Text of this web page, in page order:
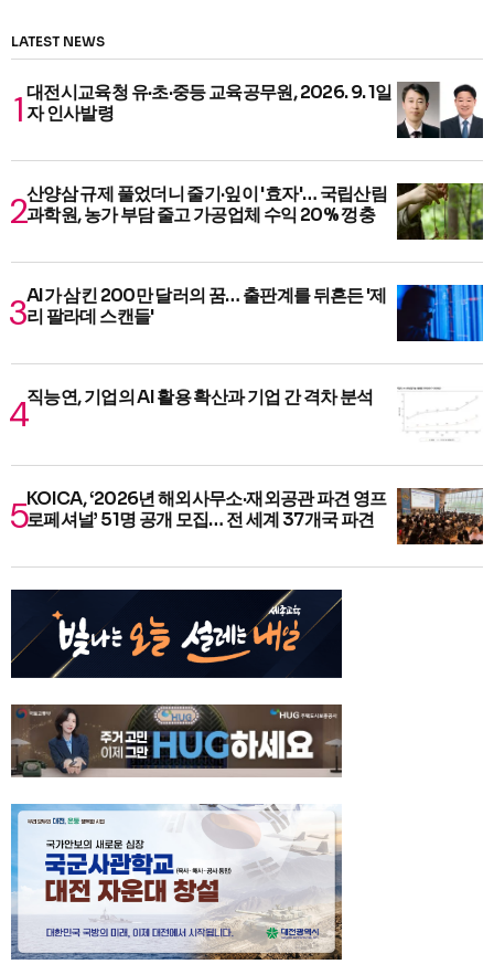
LATEST NEWS
대전시교육청 유·초·중등 교육공무원, 2026. 9. 1일
자 인사발령
산양삼 규제 풀었더니 줄기·잎이 '효자'… 국립산림
과학원, 농가 부담 줄고 가공업체 수익 20% 껑충
AI가 삼킨 200만 달러의 꿈… 출판계를 뒤흔든 '제
리 팔라데 스캔들'
직능연, 기업의 AI 활용 확산과 기업 간 격차 분석
KOICA, ‘2026년 해외사무소·재외공관 파견 영프
로페셔널’ 51명 공개 모집… 전 세계 37개국 파견